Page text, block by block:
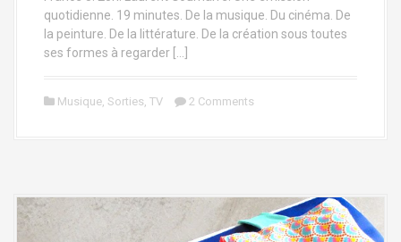
quotidienne. 19 minutes. De la musique. Du cinéma. De
la peinture. De la littérature. De la création sous toutes
ses formes à regarder […]
Musique, Sorties, TV 2 Comments